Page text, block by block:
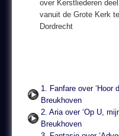
over Kerstliederen
vanuit de Grote Kerk te
Dordrecht
1. Fanfare over ‘Hoor
Breukhoven
2. Aria over ‘Op U,
Breukhoven